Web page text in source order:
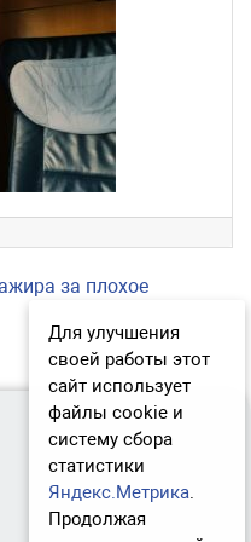
за плохое
Для улучшения
своей работы этот
сайт использует
файлы cookie и
систему сбора
статистики
Яндекс.Метрика.
Продолжая